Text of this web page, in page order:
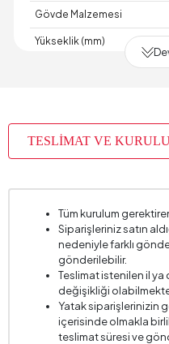
Gövde Malzemesi
Yükseklik (mm)
TESLİMAT VE
Tüm kurulum
Siparişleriniz satın
nedeniyle farklı
gönderilebilir.
Teslimat istenilen il
değişikliği
Yatak siparişlerinizin
içerisinde olmakla
teslimat süresi ve